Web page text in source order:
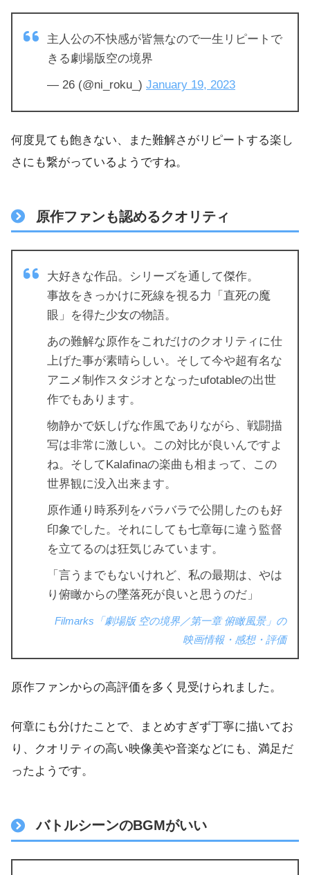
主人公の不快感が皆無なので一生リピートで
きる劇場版空の境界
— 26 (@ni_roku_) January 19, 2023
何度見ても飽きない、また難解さがリピートする楽し
さにも繋がっているようですね。
原作ファンも認めるクオリティ
大好きな作品。シリーズを通して傑作。
事故をきっかけに死線を視る力「直死の魔
眼」を得た少女の物語。
あの難解な原作をこれだけのクオリティに仕
上げた事が素晴らしい。そして今や超有名な
アニメ制作スタジオとなったufotableの出世
作でもあります。
物静かで妖しげな作風でありながら、戦闘描
写は非常に激しい。この対比が良いんですよ
ね。そしてKalafinaの楽曲も相まって、この
世界観に没入出来ます。
原作通り時系列をバラバラで公開したのも好
印象でした。それにしても七章毎に違う監督
を立てるのは狂気じみています。
「言うまでもないけれど、私の最期は、やは
り俯瞰からの墜落死が良いと思うのだ」
Filmarks「劇場版 空の境界／第一章 俯瞰風景」の
映画情報・感想・評価
原作ファンからの高評価を多く見受けられました。
何章にも分けたことで、まとめすぎず丁寧に描いてお
り、クオリティの高い映像美や音楽などにも、満足だ
ったようです。
バトルシーンのBGMがいい